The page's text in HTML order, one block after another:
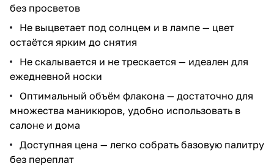
без просветов
Не выцветает под солнцем и в лампе — цвет
остаётся ярким до снятия
Не скалывается и не трескается — идеален для
ежедневной носки
Оптимальный объём флакона — достаточно для
множества маникюров, удобно использовать в
салоне и дома
Доступная цена — легко собрать базовую палитру
без переплат